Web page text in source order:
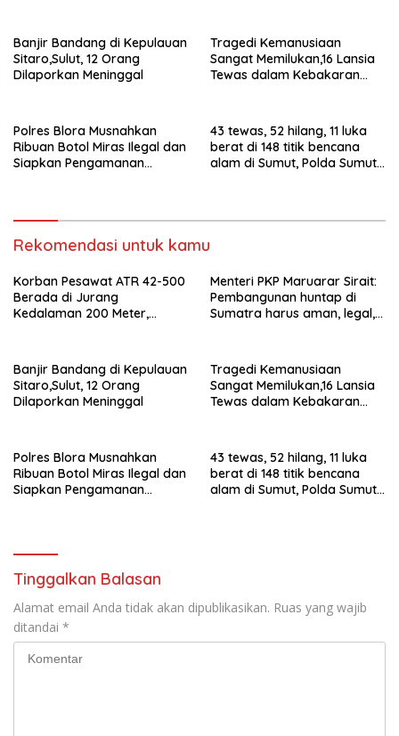
Banjir Bandang di Kepulauan
Sitaro,Sulut, 12 Orang
Dilaporkan Meninggal
Tragedi Kemanusiaan
Sangat Memilukan,16 Lansia
Tewas dalam Kebakaran
Polres Blora Musnahkan
Ribuan Botol Miras Ilegal dan
Siapkan Pengamanan
43 tewas, 52 hilang, 11 luka
berat di 148 titik bencana
alam di Sumut, Polda Sumut
Rekomendasi untuk kamu
Korban Pesawat ATR 42-500
Berada di Jurang
Kedalaman 200 Meter,
Menteri PKP Maruarar Sirait:
Pembangunan huntap di
Sumatra harus aman, legal,
Banjir Bandang di Kepulauan
Sitaro,Sulut, 12 Orang
Dilaporkan Meninggal
Tragedi Kemanusiaan
Sangat Memilukan,16 Lansia
Tewas dalam Kebakaran
Polres Blora Musnahkan
Ribuan Botol Miras Ilegal dan
Siapkan Pengamanan
43 tewas, 52 hilang, 11 luka
berat di 148 titik bencana
alam di Sumut, Polda Sumut
Tinggalkan Balasan
Alamat email Anda tidak akan dipublikasikan. Ruas yang wajib
ditandai *